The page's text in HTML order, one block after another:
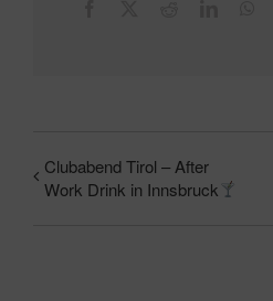
Clubabend Tirol – After
Work Drink in Innsbruck